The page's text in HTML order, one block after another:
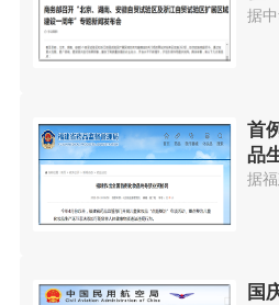
展
首
品
国